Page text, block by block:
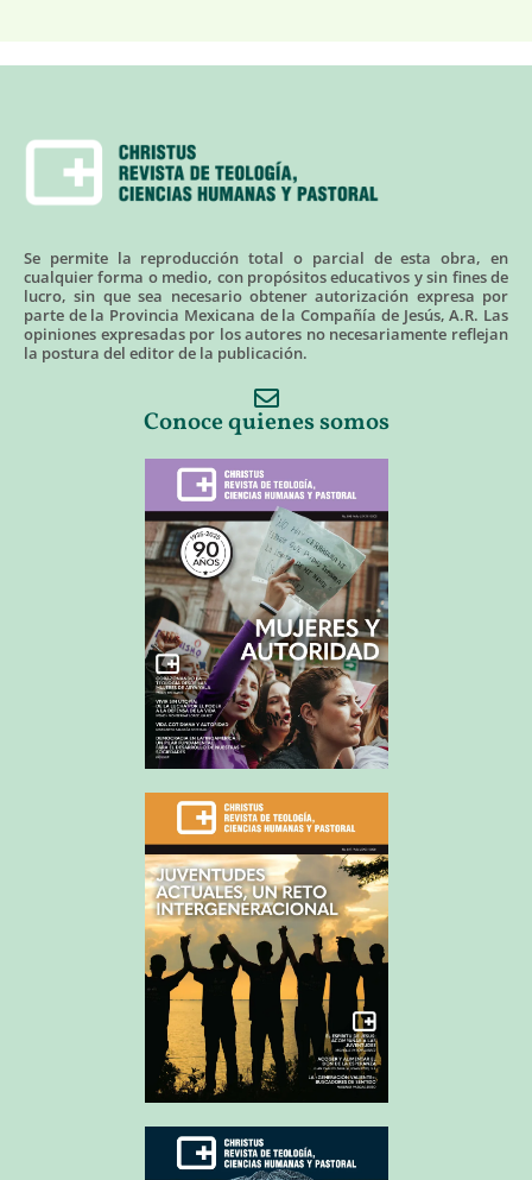
Se permite la reproducción total o parcial de esta obra, en
cualquier forma o medio, con propósitos educativos y sin fines de
lucro, sin que sea necesario obtener autorización expresa por
parte de la Provincia Mexicana de la Compañía de Jesús, A.R. Las
opiniones expresadas por los autores no necesariamente reflejan
la postura del editor de la publicación.
Conoce quienes somos